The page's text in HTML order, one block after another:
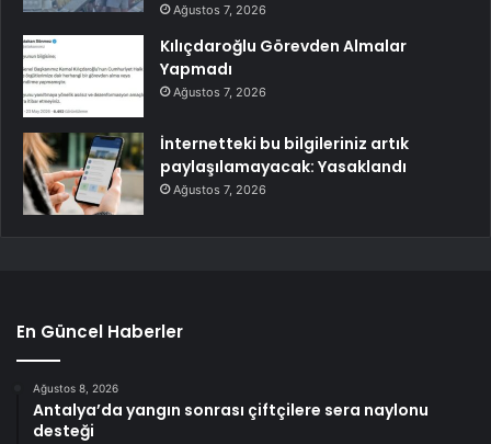
Ağustos 7, 2026
Kılıçdaroğlu Görevden Almalar
Yapmadı
Ağustos 7, 2026
İnternetteki bu bilgileriniz artık
paylaşılamayacak: Yasaklandı
Ağustos 7, 2026
En Güncel Haberler
Ağustos 8, 2026
Antalya’da yangın sonrası çiftçilere sera naylonu
desteği